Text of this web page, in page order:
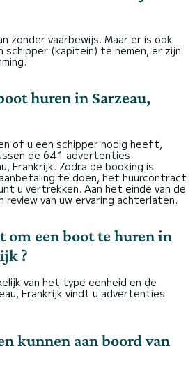
zonder vaarbewijs. Maar er is ook
schipper (kapitein) te nemen, er zijn
huren in Sarzeau,
of u een schipper nodig heeft,
de 641 advertenties
Frankrijk. Zodra de booking is
te doen, het huurcontract
u vertrekken. Aan het einde van de
review van uw ervaring achterlaten.
om een boot te huren in
?
van het type eenheid en de
Frankrijk vindt u advertenties
kunnen aan boord van